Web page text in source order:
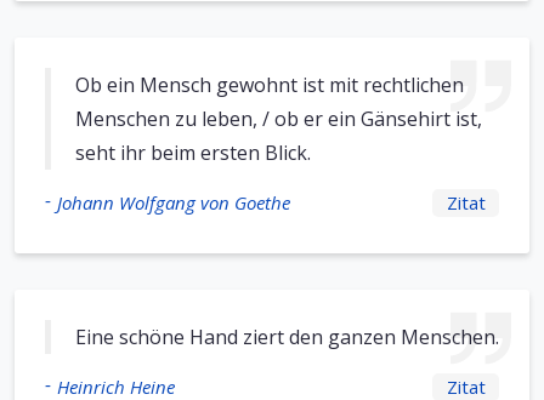
Ob ein Mensch gewohnt ist mit rechtlichen
Menschen zu leben, / ob er ein Gänsehirt ist,
seht ihr beim ersten Blick.
- Johann Wolfgang von Goethe Zitat
Eine schöne Hand ziert den ganzen Menschen.
- Heinrich Heine Zitat